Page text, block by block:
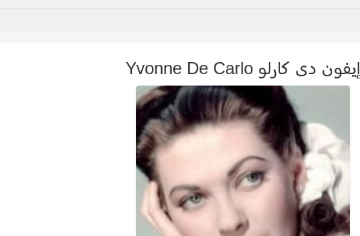
إيفون دى كارلو Yvonne De Carlo